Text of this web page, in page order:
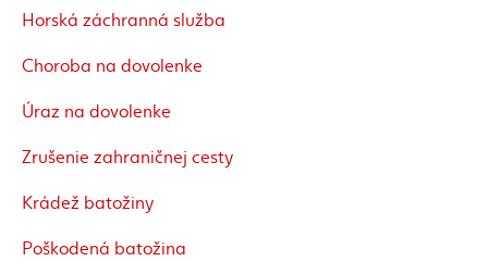
Horská záchranná služba
Choroba na dovolenke
Úraz na dovolenke
Zrušenie zahraničnej cesty
Krádež batožiny
Poškodená batožina